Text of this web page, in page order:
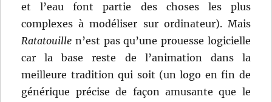
et l’eau font partie des choses les plus
complexes à modéliser sur ordinateur). Mais
Ratatouille n’est pas qu’une prouesse logicielle
car la base reste de l’animation dans la
meilleure tradition qui soit (un logo en fin de
générique précise de façon amusante que le